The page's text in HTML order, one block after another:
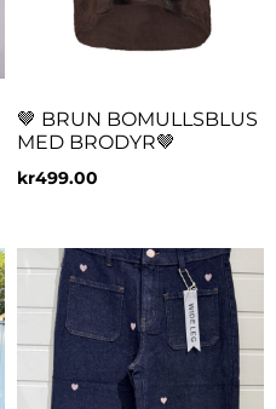
🤎 BRUN BOMULLSBLUS
MED BRODYR🤎
kr499.00